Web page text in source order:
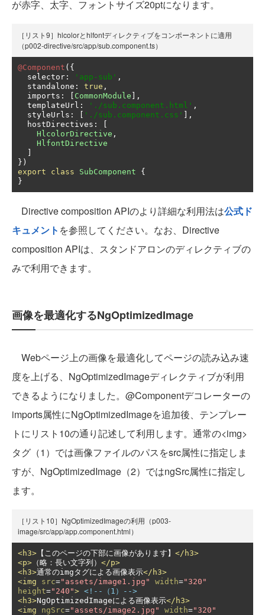
が赤字、太字、フォントサイズ20ptになります。
［リスト9］hlcolorとhlfontディレクティブをコンポーネントに適用
（p002-directive/src/app/sub.component.ts）
@Component ({
  selector
: 'app-sub' ,
  standalone
: true ,
  imports
: CommonModule ],
  templateUrl
: './sub.component.html' ,
  styleUrls
: './sub.component.css'
],
  hostDirectives
:
HlcolorDirective ,
HlfontDirective
})
export
class SubComponent
{
}
Directive composition APIのより詳細な利用法は公式ド
キュメント を参照してください。なお、Directive
composition APIは、スタンドアロンのディレクティブの
みで利用できます。
画像を最適化するNgOptimizedImage
Webページ上の画像を最適化してページの読み込み速
度を上げる、NgOptimizedImageディレクティブが利用
できるようになりました。@Componentデコレーターの
imports属性にNgOptimizedImageを追加後、テンプレー
トにリスト10の通り記述して利用します。通常の<img>
タグ（1）では画像ファイルのパスをsrc属性に指定しま
すが、NgOptimizedImage（2）ではngSrc属性に指定し
ます。
［リスト10］NgOptimizedImageの利用（p003-
image/src/app/app.component.html）
<h3> 【このページの下部に画像があります】 </h3>
<p> （略：長い文字列） </p>
<h3>通常のimgタグによる画像表示</h3>
<img
src="assets/image1.jpg" width="320"
height="240"> <!--（1）-->
<h3>NgOptimizedImageによる画像表示</h3>
<img
ngSrc="assets/image2.jpg" width="320"